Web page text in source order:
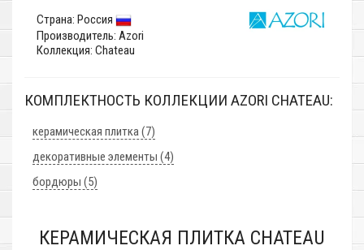
Страна: Россия
Производитель: Azori
Коллекция: Chateau
КОМПЛЕКТНОСТЬ КОЛЛЕКЦИИ AZORI CHATEAU:
керамическая плитка (7)
декоративные элементы (4)
бордюры (5)
КЕРАМИЧЕСКАЯ ПЛИТКА CHATEAU